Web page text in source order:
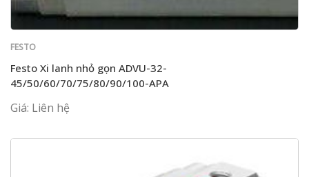
FESTO
Festo Xi lanh nhỏ gọn ADVU-32-
45/50/60/70/75/80/90/100-APA
Giá: Liên hệ